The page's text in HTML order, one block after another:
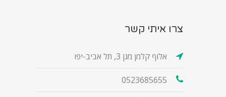
צרו איתי קשר
אלוף קלמן מגן 3, תל אביב-יפו
0523685655